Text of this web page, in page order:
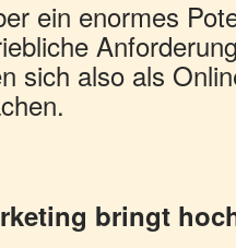
ein enormes
sich also als
bringt